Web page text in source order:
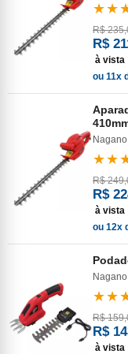
R$
R$
à vista
ou 11x
Nagano
R$
R$
à vista
ou 12x
Nagano
R$
R$
à vista